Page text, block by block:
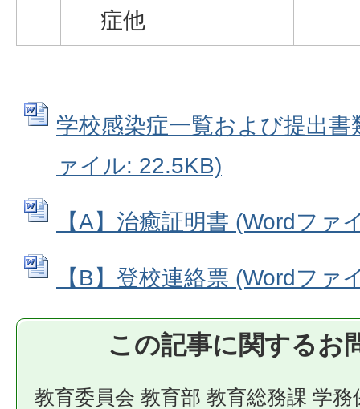
症他
学校感染症一覧および提出
ァイル: 22.5KB)
【A】治癒証明書 (Wordファ
【B】登校連絡票 (Wordファ
この記事に関するお
教育委員会 教育部 教育総務課 学務